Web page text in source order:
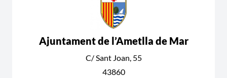
Ajuntament de l’Ametlla de Mar
C/ Sant Joan, 55
43860